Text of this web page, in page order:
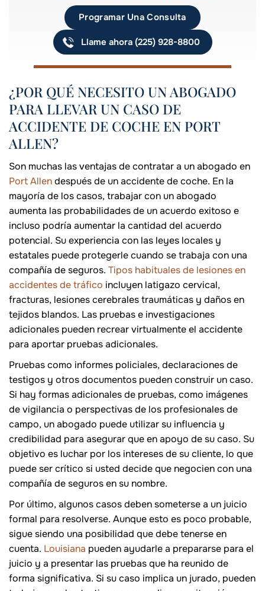
Programar Una Consulta
Llame ahora (225) 928-8800
¿POR QUÉ NECESITO UN ABOGADO
PARA LLEVAR UN CASO DE
ACCIDENTE DE COCHE EN PORT
ALLEN?
Son muchas las ventajas de contratar a un abogado en
Port Allendespués de un accidente de coche. En la
mayoría de los casos, trabajar con un abogado
aumenta las probabilidades de un acuerdo exitoso e
incluso podría aumentar la cantidad del acuerdo
potencial. Su experiencia con las leyes locales y
estatales puede protegerle cuando se trabaja con una
compañía de seguros. Tipos habituales de lesiones en
accidentes de tráfico incluyen latigazo cervical,
fracturas, lesiones cerebrales traumáticas y daños en
tejidos blandos. Las pruebas e investigaciones
adicionales pueden recrear virtualmente el accidente
para aportar pruebas adicionales.
Pruebas como informes policiales, declaraciones de
testigos y otros documentos pueden construir un caso.
Si hay formas adicionales de pruebas, como imágenes
de vigilancia o perspectivas de los profesionales de
campo, un abogado puede utilizar su influencia y
credibilidad para asegurar que en apoyo de su caso. Su
objetivo es luchar por los intereses de su cliente, lo que
puede ser crítico si usted decide que negocien con una
compañía de seguros en su nombre.
Por último, algunos casos deben someterse a un juicio
formal para resolverse. Aunque esto es poco probable,
sigue siendo una posibilidad que debe tenerse en
cuenta. Louisiana pueden ayudarle a prepararse para el
juicio y a presentar las pruebas que ha reunido de
forma significativa. Si su caso implica un jurado, pueden